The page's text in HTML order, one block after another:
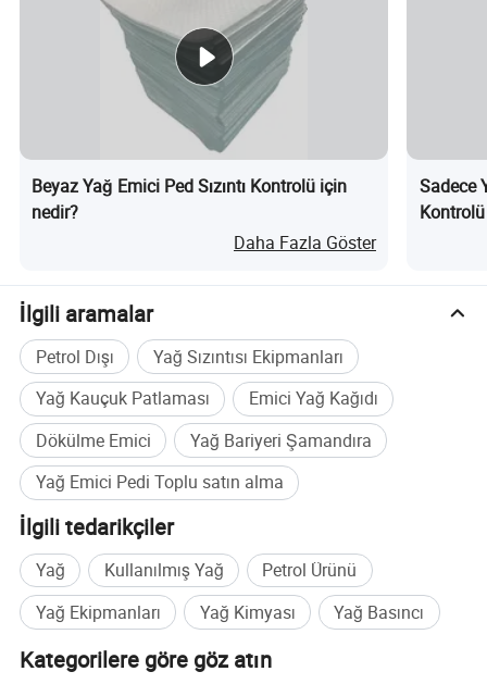
Ayrıca kimyasal emici rulolar da tedarik ediyoruz:
Beyaz Yağ Emici Ped Sızıntı Kontrolü için
nedir?
Daha Fazla Göster
Sadece
İlgili aramalar
Petrol Dışı
Yağ Sızıntısı Ekipmanları
Yağ Kauçuk Patlaması
Emici Yağ Kağıdı
Dökülme Emici
Yağ Bariyeri Şamandıra
Yağ Emici Pedi Toplu satın alma
İlgili tedarikçiler
Yağ Kullanılmış Yağ
Petrol Ürünü
Yağ Ekipmanları
Yağ Kimyası Yağ Basıncı
Kategorilere göre göz atın